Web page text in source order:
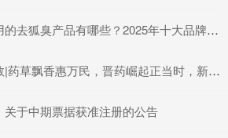
产品有哪些？2025年十大品牌排行榜，这款实力派
药崛起正当时，新华（山西）“十大晋药”中药材价格指数亮相中国品牌日活动
于中期票据获准注册的公告